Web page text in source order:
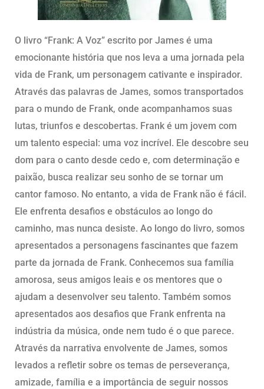
O livro “Frank: A Voz” escrito por James é uma
emocionante história que nos leva a uma jornada pela
vida de Frank, um personagem cativante e inspirador.
Através das palavras de James, somos transportados
para o mundo de Frank, onde acompanhamos suas
lutas, triunfos e descobertas. Frank é um jovem com
um talento especial: uma voz incrível. Ele descobre seu
dom para o canto desde cedo e, com determinação e
paixão, busca realizar seu sonho de se tornar um
cantor famoso. No entanto, a vida de Frank não é fácil.
Ele enfrenta desafios e obstáculos ao longo do
caminho, mas nunca desiste. Ao longo do livro, somos
apresentados a personagens fascinantes que fazem
parte da jornada de Frank. Conhecemos sua família
amorosa, seus amigos leais e os mentores que o
ajudam a desenvolver seu talento. Também somos
apresentados aos desafios que Frank enfrenta na
indústria da música, onde nem tudo é o que parece.
Através da narrativa envolvente de James, somos
levados a refletir sobre os temas de perseverança,
amizade, família e a importância de seguir nossos